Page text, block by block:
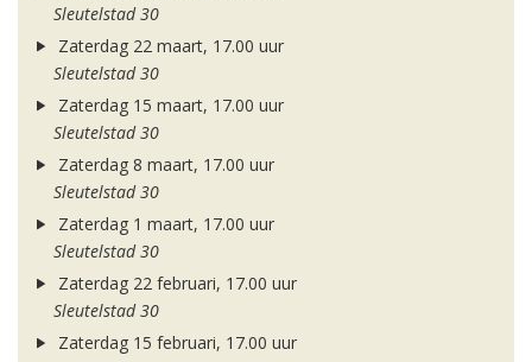
Sleutelstad 30
Zaterdag 22 maart, 17.00 uur
Sleutelstad 30
Zaterdag 15 maart, 17.00 uur
Sleutelstad 30
Zaterdag 8 maart, 17.00 uur
Sleutelstad 30
Zaterdag 1 maart, 17.00 uur
Sleutelstad 30
Zaterdag 22 februari, 17.00 uur
Sleutelstad 30
Zaterdag 15 februari, 17.00 uur